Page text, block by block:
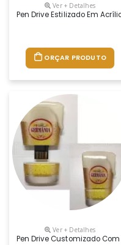
Ver + Detalhes
Pen Drive Estilizado Em
ORÇAR PRODUTO
Ver + Detalhes
Pen Drive Customizado